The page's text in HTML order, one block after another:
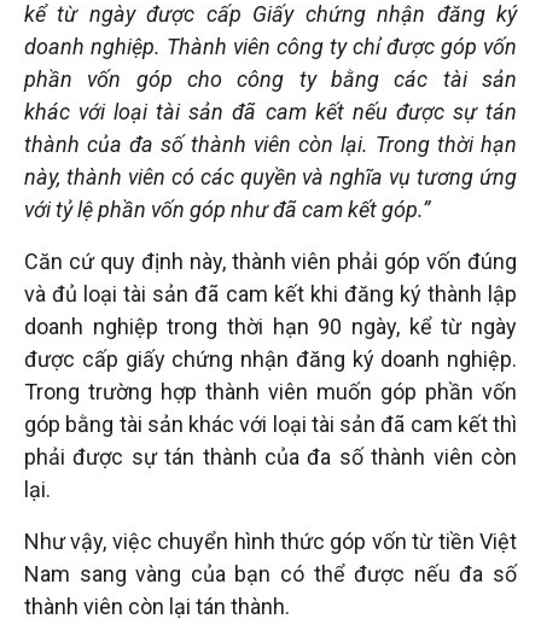
kể từ ngày được cấp Giấy chứng nhận đăng ký
doanh nghiệp. Thành viên công ty chỉ được góp vốn
phần vốn góp cho công ty bằng các tài sản
khác với loại tài sản đã cam kết nếu được sự tán
thành của đa số thành viên còn lại. Trong thời hạn
này, thành viên có các quyền và nghĩa vụ tương ứng
với tỷ lệ phần vốn góp như đã cam kết góp.”
Căn cứ quy định này, thành viên phải góp vốn đúng
và đủ loại tài sản đã cam kết khi đăng ký thành lập
doanh nghiệp trong thời hạn 90 ngày, kể từ ngày
được cấp giấy chứng nhận đăng ký doanh nghiệp.
Trong trường hợp thành viên muốn góp phần vốn
góp bằng tài sản khác với loại tài sản đã cam kết thì
phải được sự tán thành của đa số thành viên còn
lại.
Như vậy, việc chuyển hình thức góp vốn từ tiền Việt
Nam sang vàng của bạn có thể được nếu đa số
thành viên còn lại tán thành.